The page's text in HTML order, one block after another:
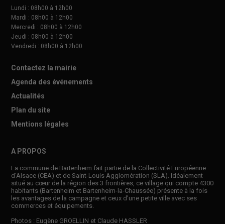
Lundi : 08h00 à 12h00
Mardi : 08h00 à 12h00
Mercredi : 08h00 à 12h00
Jeudi : 08h00 à 12h00
Vendredi : 08h00 à 12h00
Contactez la mairie
Agenda des événements
Actualités
Plan du site
Mentions légales
A PROPOS
La commune de Bartenheim fait partie de la Collectivité Européenne
d’Alsace (CEA) et de Saint-Louis Agglomération (SLA). Idéalement
situé au cœur de la région des 3 frontières, ce village qui compte 4300
habitants (Bartenheim et Bartenheim-la-Chaussée) présente à la fois
les avantages de la campagne et ceux d’une petite ville avec ses
commerces et équipements.
Photos : Eugène GROELLIN et Claude HASSLER